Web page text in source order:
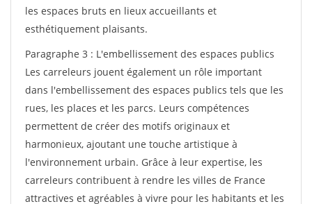
les espaces bruts en lieux accueillants et
esthétiquement plaisants.
Paragraphe 3 : L'embellissement des espaces publics
Les carreleurs jouent également un rôle important
dans l'embellissement des espaces publics tels que les
rues, les places et les parcs. Leurs compétences
permettent de créer des motifs originaux et
harmonieux, ajoutant une touche artistique à
l'environnement urbain. Grâce à leur expertise, les
carreleurs contribuent à rendre les villes de France
attractives et agréables à vivre pour les habitants et les